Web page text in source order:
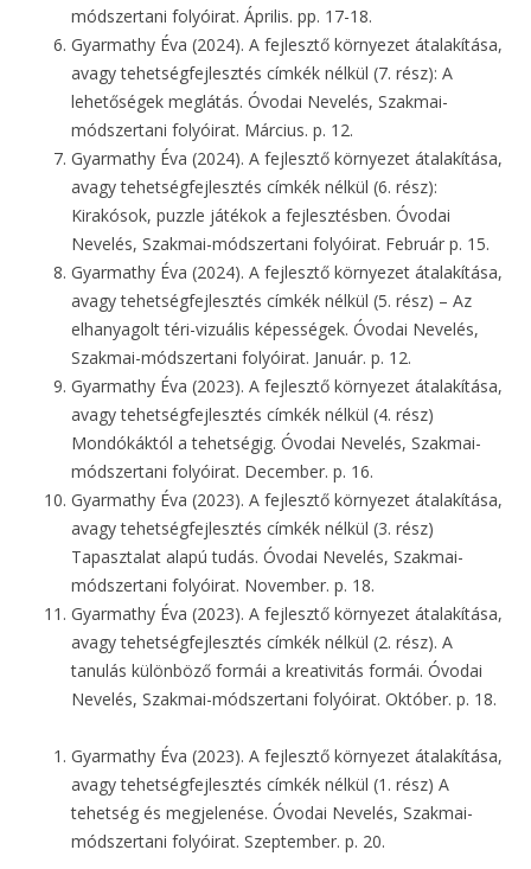
módszertani folyóirat. Április. pp. 17-18.
Gyarmathy Éva (2024). A fejlesztő környezet átalakítása,
avagy tehetségfejlesztés címkék nélkül (7. rész): A
lehetőségek meglátás. Óvodai Nevelés, Szakmai-
módszertani folyóirat. Március. p. 12.
Gyarmathy Éva (2024). A fejlesztő környezet átalakítása,
avagy tehetségfejlesztés címkék nélkül (6. rész):
Kirakósok, puzzle játékok a fejlesztésben. Óvodai
Nevelés, Szakmai-módszertani folyóirat. Február p. 15.
Gyarmathy Éva (2024). A fejlesztő környezet átalakítása,
avagy tehetségfejlesztés címkék nélkül (5. rész) – Az
elhanyagolt téri-vizuális képességek. Óvodai Nevelés,
Szakmai-módszertani folyóirat. Január. p. 12.
Gyarmathy Éva (2023). A fejlesztő környezet átalakítása,
avagy tehetségfejlesztés címkék nélkül (4. rész)
Mondókáktól a tehetségig. Óvodai Nevelés, Szakmai-
módszertani folyóirat. December. p. 16.
Gyarmathy Éva (2023). A fejlesztő környezet átalakítása,
avagy tehetségfejlesztés címkék nélkül (3. rész)
Tapasztalat alapú tudás. Óvodai Nevelés, Szakmai-
módszertani folyóirat. November. p. 18.
Gyarmathy Éva (2023). A fejlesztő környezet átalakítása,
avagy tehetségfejlesztés címkék nélkül (2. rész). A
tanulás különböző formái a kreativitás formái. Óvodai
Nevelés, Szakmai-módszertani folyóirat. Október. p. 18.
Gyarmathy Éva (2023). A fejlesztő környezet átalakítása,
avagy tehetségfejlesztés címkék nélkül (1. rész) A
tehetség és megjelenése. Óvodai Nevelés, Szakmai-
módszertani folyóirat. Szeptember. p. 20.